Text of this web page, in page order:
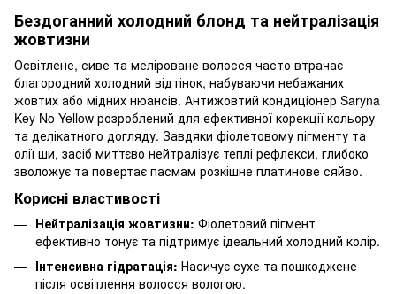
Бездоганний холодний блонд та нейтралізація
жовтизни
Освітлене, сиве та меліроване волосся часто втрачає
благородний холодний відтінок, набуваючи небажаних
жовтих або мідних нюансів. Антижовтий кондиціонер Saryna
Key No-Yellow розроблений для ефективної корекції кольору
та делікатного догляду. Завдяки фіолетовому пігменту та
олії ши, засіб миттєво нейтралізує теплі рефлекси, глибоко
зволожує та повертає пасмам розкішне платинове сяйво.
Корисні властивості
Нейтралізація жовтизни: Фіолетовий пігмент
ефективно тонує та підтримує ідеальний холодний колір.
Інтенсивна гідратація: Насичує сухе та пошкоджене
після освітлення волосся вологою.